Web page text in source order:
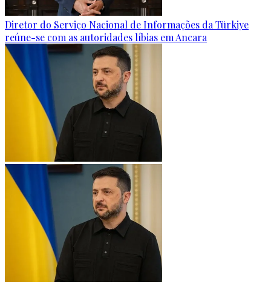
Diretor do Serviço Nacional de Informações da Türkiye
reúne-se com as autoridades líbias em Ancara